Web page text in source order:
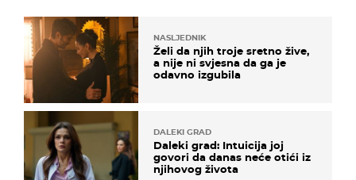
NASLJEDNIK
Želi da njih troje sretno žive,
a nije ni svjesna da ga je
odavno izgubila
DALEKI GRAD
Daleki grad: Intuicija joj
govori da danas neće otići iz
njihovog života